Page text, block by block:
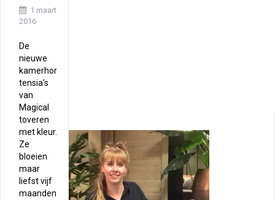
1 maart
2016
De
nieuwe
kamerhor
tensia’s
van
Magical
toveren
met kleur.
Ze
bloeien
maar
liefst vijf
maanden